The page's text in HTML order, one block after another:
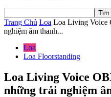
Trang Chủ Loa Loa Living Voice
nghiệm âm thanh...
Loa
Loa Floorstanding
Loa Living Voice
những trải nghiệm